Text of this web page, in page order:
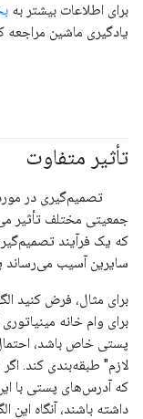
برای اطلاعات بیشتر به
یادگیری ماشین مراجعه
تأثیر متفاوت
تصمیم‌گیری در
جمعیتی مختلف تأثیر
که یک فرآیند
سایرین آسیب می‌رساند
برای مثال، فرض کنید
برای وام خانه
پستی خاص باشد،
لازم" طبقه‌بندی کند.
که آدرس‌های پستی با
داشته باشند، آنگاه